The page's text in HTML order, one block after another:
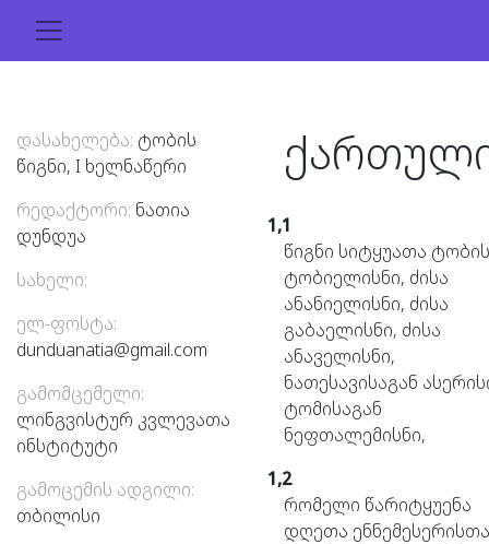
დასახელება: ტობის
წიგნი, I ხელნაწერი
რედაქტორი: ნათია
დუნდუა
სახელი:
ელ-ფოსტა:
dunduanatia@gmail.com
გამომცემელი:
ლინგვისტურ კვლევათა
ინსტიტუტი
გამოცემის ადგილი:
თბილისი
1,1
წიგნი სიტყუათა
ტობიელისნი, ძისა
ანანიელისნი, ძისა
გაბაელისნი, ძისა
ანაველისნი,
ნათესავისაგან
ტომისაგან
ნეფთალემისნი,
1,2
რომელი წარიტყუენა
დღეთა